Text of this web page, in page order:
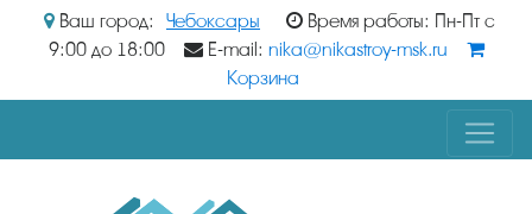
Ваш город: Чебоксары
Время работы: Пн-Пт с
9:00 до 18:00
E-mail: nika@nikastroy-msk.ru
Корзина